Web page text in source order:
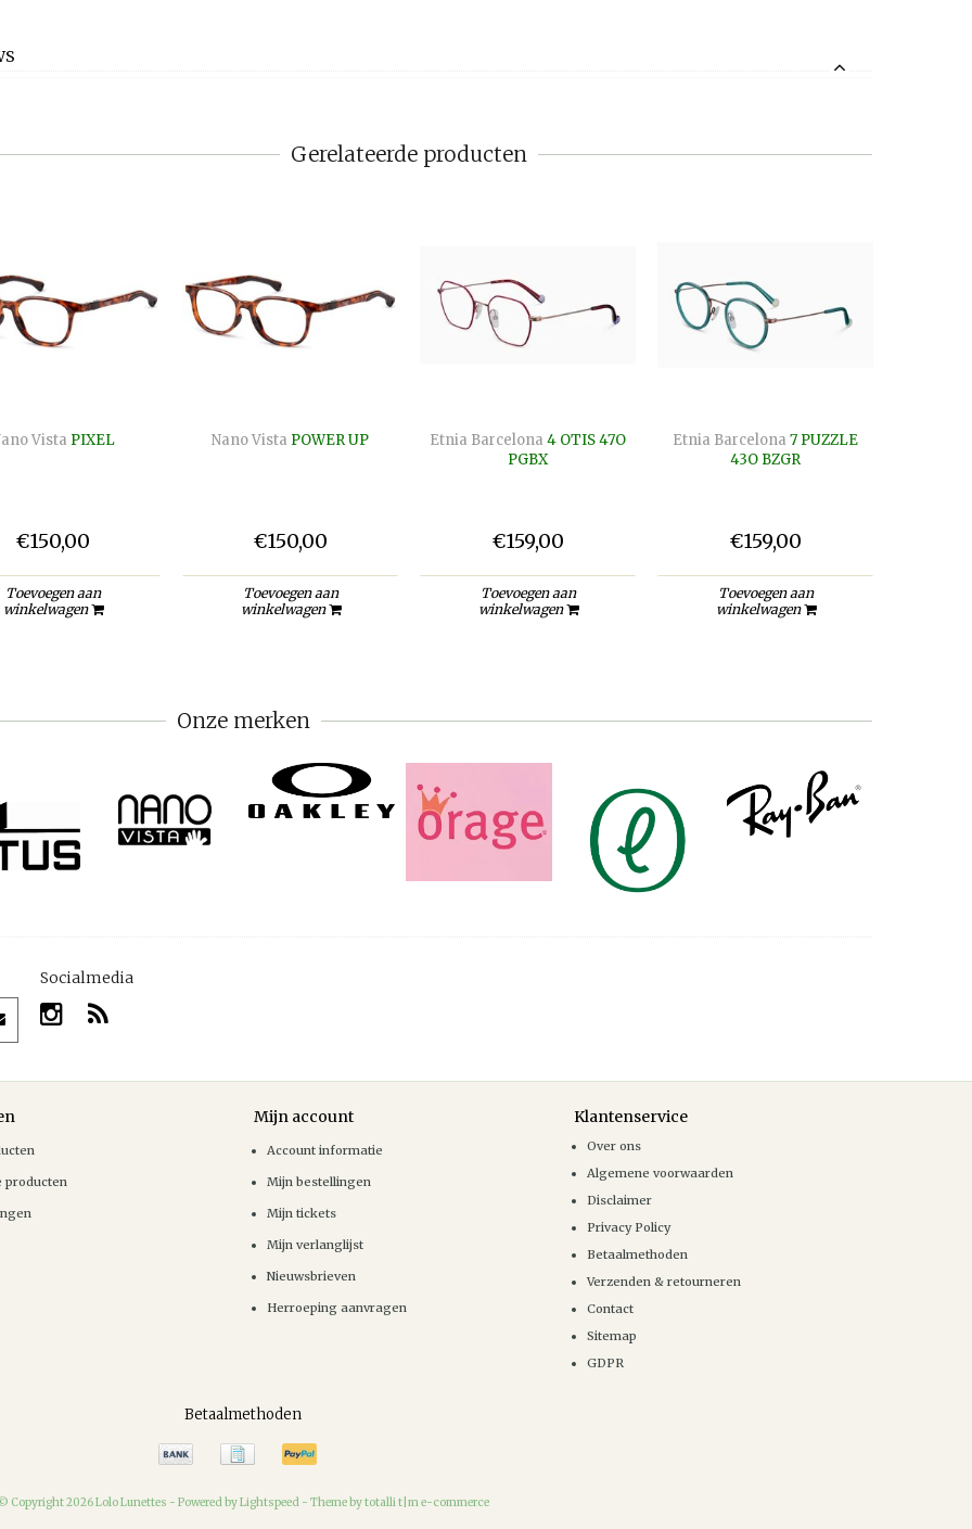
Gerelateerde producten
Vista PIXEL
€150,00
Toevoegen aan
winkelwagen
Nano Vista POWER UP
€150,00
Toevoegen aan
winkelwagen
Etnia Barcelona 4 OTIS 47O
PGBX
€159,00
Toevoegen aan
winkelwagen
Etnia Barcelona 7 PUZZLE
43O BZGR
€159,00
Toevoegen aan
winkelwagen
Onze merken
Socialmedia
producten
Mijn account
Account informatie
Mijn bestellingen
Mijn tickets
Mijn verlanglijst
Nieuwsbrieven
Herroeping aanvragen
Klantenservice
Over ons
Algemene voorwaarden
Disclaimer
Privacy Policy
Betaalmethoden
Verzenden & retourneren
Contact
Sitemap
GDPR
Betaalmethoden
Copyright 2026 Lolo Lunettes - Powered byLightspeed - Theme by totalli t|m e-commerce